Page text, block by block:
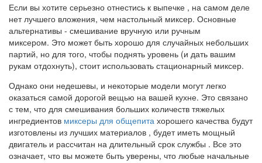
Если вы хотите серьезно отнестись к выпечке , на самом деле
нет лучшего вложения, чем настольный миксер. Основные
альтернативы - смешивание вручную или ручным
миксером. Это может быть хорошо для случайных небольших
партий, но для того, чтобы поднять уровень (и дать вашим
рукам отдохнуть), стоит использовать стационарный миксер.
Однако они недешевы, и некоторые модели могут легко
оказаться самой дорогой вещью на вашей кухне. Это связано
с тем, что для смешивания больших количеств тяжелых
ингредиентов миксеры для общепита хорошего качества будут
изготовлены из лучших материалов , будет иметь мощный
двигатель и рассчитан на длительный срок службы . Все это
означает, что вы можете быть уверены, что любые начальные